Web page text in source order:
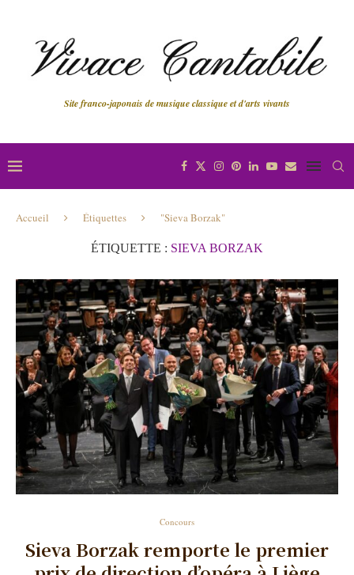
Site franco-japonais de musique classique et d'arts vivants
Accueil Étiquettes "Sieva Borzak"
ÉTIQUETTE : SIEVA BORZAK
Concours
Sieva Borzak remporte le premier